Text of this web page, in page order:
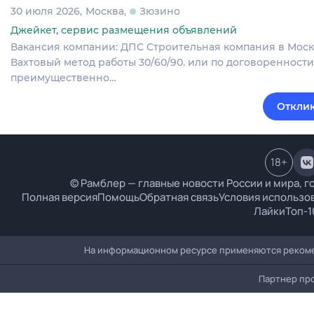
30 июля 2026 Москва
Зюзино
Джейкет, сервис размещения объявлений
Вакансия компании: ДПС Строительная компания в
Вахтовый метод работы 30/60/90. или по
преимущественно…
© Рамблер — главные новости России и мира,
Полная версияПомощьОбратная связьУсловия
ЛайкиТоп-
18+
На информационном ресурсе применяются
Партнер